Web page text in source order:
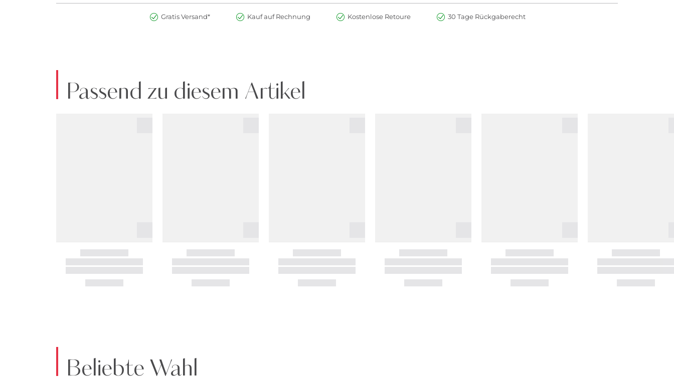
Gratis Versand* Kauf auf Rechnung Kostenlose Retoure 30 Tage Rückgaberecht
Passend zu diesem Artikel
Beliebte Wahl